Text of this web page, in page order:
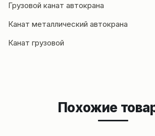
Грузовой канат автокрана
Канат металлический автокрана
Канат грузовой
Похожие